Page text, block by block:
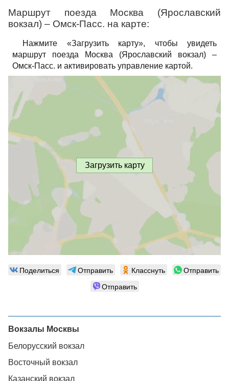
Маршрут поезда Москва (Ярославский
вокзал) – Омск-Пасс. на карте:
Нажмите «Загрузить карту», чтобы увидеть
маршрут поезда Москва (Ярославский вокзал) –
Омск-Пасс. и активировать управление картой.
Загрузить карту
Поделиться Отправить Класснуть
Отправить
Отправить
Вокзалы Москвы
Белорусский вокзал
Восточный вокзал
Казанский вокзал